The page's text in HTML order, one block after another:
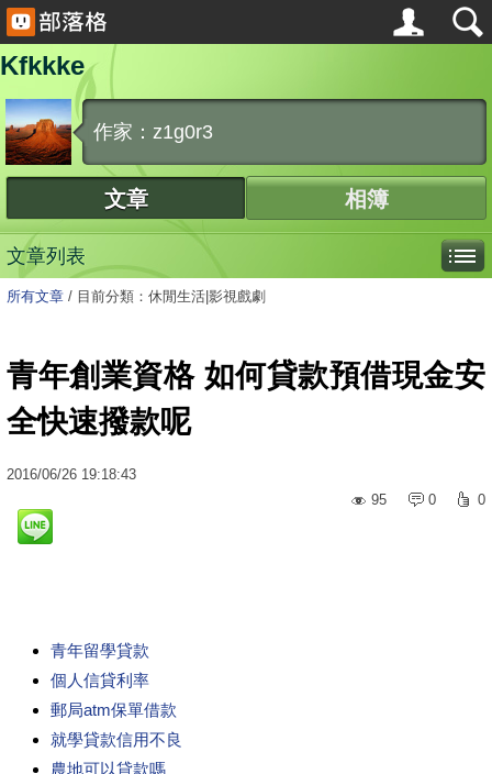
Kfkkke
作家：z1g0r3
文章 相簿
文章列表
所有文章 / 目前分類：休閒生活|影視戲劇
青年創業資格 如何貸款預借現金安
全快速撥款呢
2016/06/26 19:18:43
95
0 0
青年留學貸款
個人信貸利率
郵局atm保單借款
就學貸款信用不良
農地可以貸款嗎